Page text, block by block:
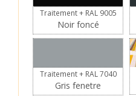
Traitement + RAL 9005
Noir foncé
Traitement + RAL 7040
Gris fenetre